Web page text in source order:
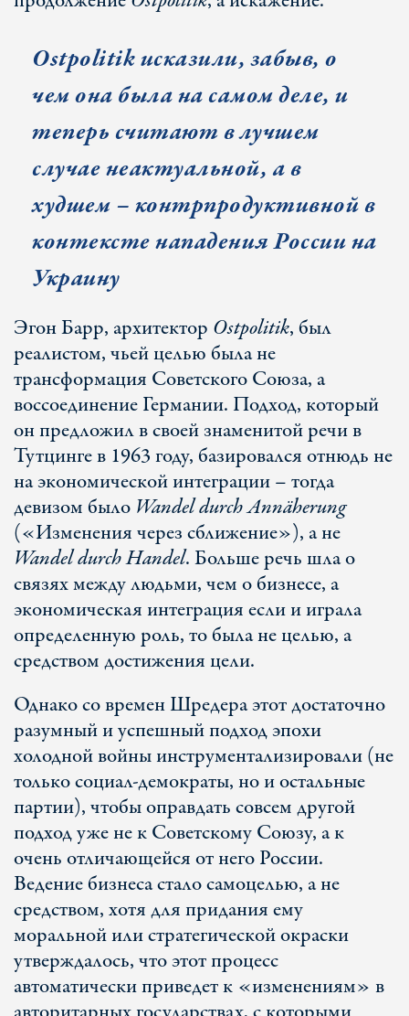
Ostpolitik исказили, забыв, о
чем она была на самом деле, и
теперь считают в лучшем
случае неактуальной, а в
худшем – контрпродуктивной в
контексте нападения России на
Украину
Эгон Барр, архитектор Ostpolitik, был
реалистом, чьей целью была не
трансформация Советского Союза, а
воссоединение Германии. Подход, который
он предложил в своей знаменитой речи в
Тутцинге в 1963 году, базировался отнюдь не
на экономической интеграции – тогда
девизом было Wandel durch Annäherung
(«Изменения через сближение»), а не
Wandel durch Handel. Больше речь шла о
связях между людьми, чем о бизнесе, а
экономическая интеграция если и играла
определенную роль, то была не целью, а
средством достижения цели.
Однако со времен Шредера этот достаточно
разумный и успешный подход эпохи
холодной войны инструментализировали (не
только социал-демократы, но и остальные
партии), чтобы оправдать совсем другой
подход уже не к Советскому Союзу, а к
очень отличающейся от него России.
Ведение бизнеса стало самоцелью, а не
средством, хотя для придания ему
моральной или стратегической окраски
утверждалось, что этот процесс
автоматически приведет к «изменениям» в